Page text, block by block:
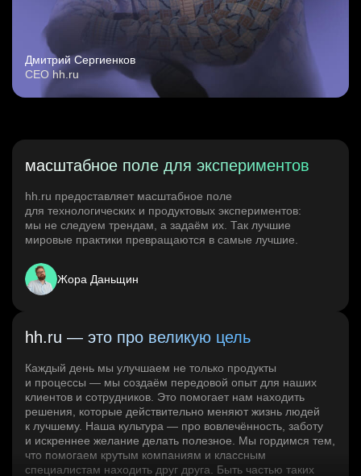
Дмитрий Сергиенков
CEO hh.ru
масштабное поле для экспериментов
hh.ru предоставляет масштабное поле
для технологических и продуктовых экспериментов:
мы не следуем трендам, а задаём их. Так лучшие
мировые практики превращаются в самые лучшие.
Жора Даньщин
hh.ru — это про великую цель
Каждый день мы улучшаем не только продукты
и процессы — мы создаём передовой опыт для наших
клиентов и сотрудников. Это помогает нам находить
решения, которые действительно меняют жизнь людей
к лучшему. Наша культура — про вовлечённость, заботу
и искреннее желание делать полезное. Мы гордимся тем,
что помогаем крутым компаниям и классным
специалистам находить друг друга. Быть частью таких